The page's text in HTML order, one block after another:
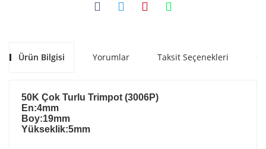
Ürün Bilgisi Yorumlar Taksit Seçenekleri
50K Çok Turlu Trimpot (3006P)
En:4mm
Boy:19mm
Yükseklik:5mm